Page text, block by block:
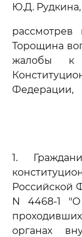
Ю.Д. Рудкина,
Торощина
жалобы к
Федерации,
1.
Российской
N 4468-1
органах